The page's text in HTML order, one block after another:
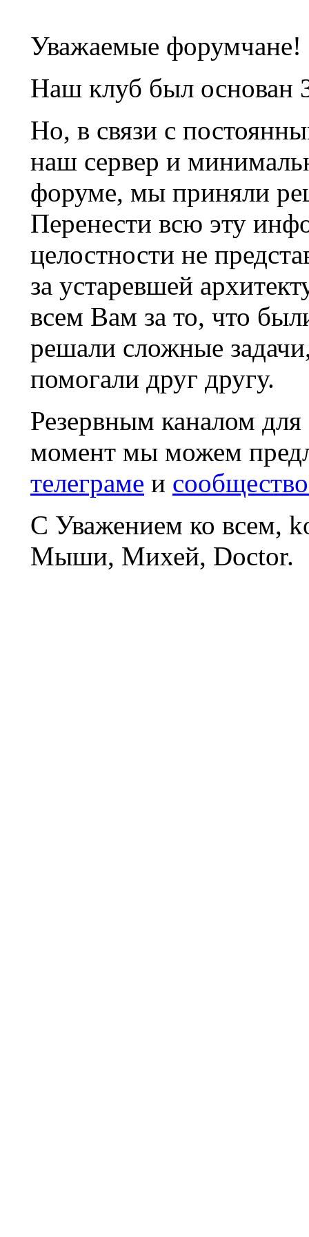
Уважаемые форумчане!
Наш клуб был основан
Но, в связи с
наш сервер и
форуме, мы приняли
Перенести всю эту
целостности не
за устаревшей
всем Вам за то, что
решали сложные
помогали друг другу.
Резервным каналом
момент мы можем
телеграме и
С Уважением ко всем,
Мыши, Михей, Doctor.